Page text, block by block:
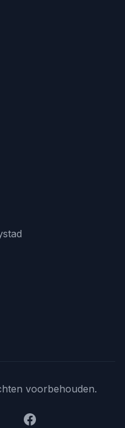
voorbehouden.